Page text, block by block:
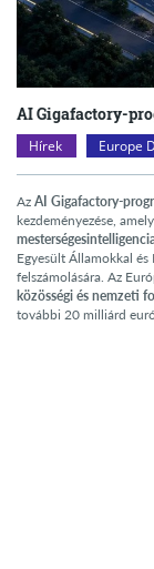
AI Gigafactory-
Hírek Europe
Az AI Gigafactory-
kezdeményezése,
Egyesült Államokkal
felszámolására. Az
közösségi és nemzeti
további 20 milliárd